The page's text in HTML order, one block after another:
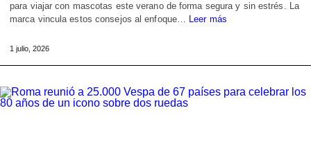
para viajar con mascotas este verano de forma segura y sin estrés. La
marca vincula estos consejos al enfoque… Leer más
1 julio, 2026